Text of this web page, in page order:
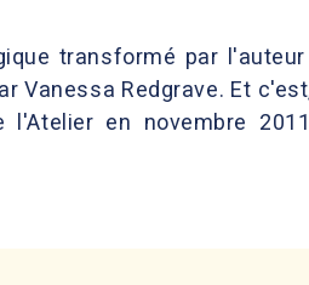
transformé par
Vanessa Redgrave. Et
en novembre